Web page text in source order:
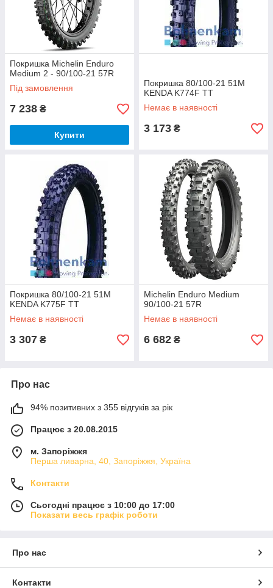
Покришка Michelin Enduro
Medium 2 - 90/100-21 57R
Під замовлення
7 238 ₴
Купити
Покришка 80/100-21 51M
KENDA K774F TT
Немає в наявності
3 173 ₴
Покришка 80/100-21 51M
KENDA K775F TT
Немає в наявності
3 307 ₴
Michelin Enduro Medium
90/100-21 57R
Немає в наявності
6 682 ₴
Про нас
94% позитивних з 355 відгуків за рік
Працює з 20.08.2015
м. Запоріжжя
Перша ливарна, 40, Запоріжжя, Україна
Контакти
Сьогодні працює з 10:00 до 17:00
Показати весь графік роботи
Про нас
Контакти